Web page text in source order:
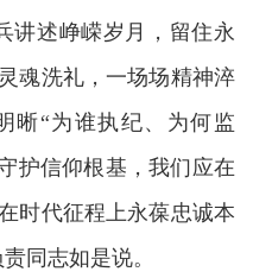
讲述峥嵘岁月，留住永
魂洗礼，一场场精神淬
晰“为谁执纪、为何监
护信仰根基，我们应在
时代征程上永葆忠诚本
同志如是说。